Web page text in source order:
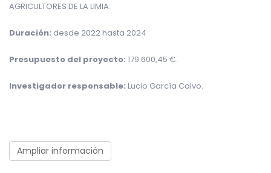
AGRICULTORES DE LA LIMIA.
Duración: desde 2022 hasta 2024
Presupuesto del proyecto: 179.600,45 €.
Investigador responsable: Lucio García Calvo.
Ampliar información